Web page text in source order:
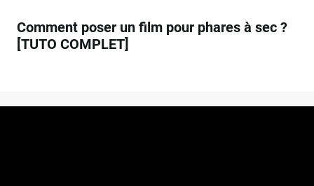
Comment poser un film pour phares à sec ?
[TUTO COMPLET]